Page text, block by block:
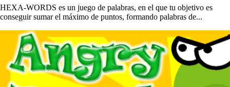
HEXA-WORDS es un juego de palabras, en el que tu objetivo es
conseguir sumar el máximo de puntos, formando palabras de...